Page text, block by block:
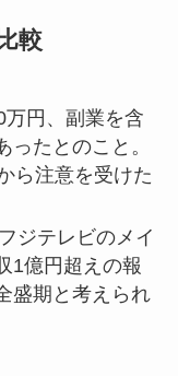
較
円、副業を含
たとのこと。
ら注意を受けた
フジテレビのメイ
1億円超えの報
盛期と考えられ